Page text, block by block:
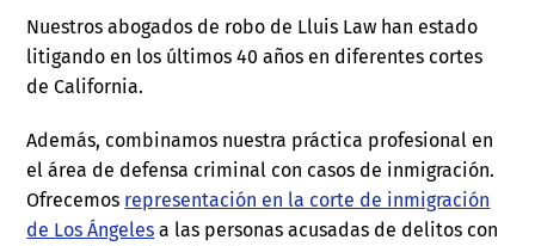
Nuestros abogados de robo de Lluis Law han estado
litigando en los últimos 40 años en diferentes cortes
de California.
Además, combinamos nuestra práctica profesional en
el área de defensa criminal con casos de inmigración.
Ofrecemos representación en la corte de inmigración
de Los Ángeles a las personas acusadas de delitos con